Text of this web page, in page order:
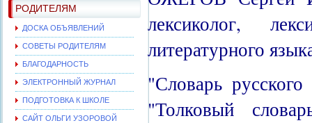
РОДИТЕЛЯМ
ДОСКА ОБЪЯВЛЕНИЙ
СОВЕТЫ РОДИТЕЛЯМ
БЛАГОДАРНОСТЬ
ЭЛЕКТРОННЫЙ ЖУРНАЛ
ПОДГОТОВКА К ШКОЛЕ
САЙТ ОЛЬГИ УЗОРОВОЙ
лексиколог,
литературного
"Словарь
"Толковый